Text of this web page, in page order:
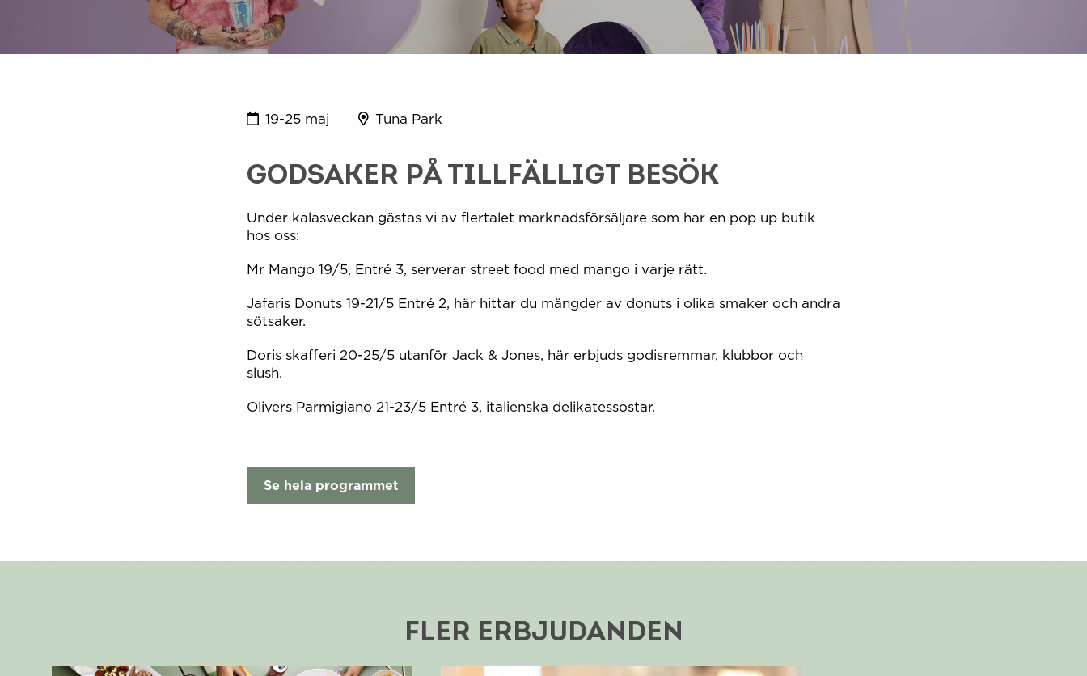
19-25 maj Tuna Park
GODSAKER PÅ TILLFÄLLIGT BESÖK
Under kalasveckan gästas vi av flertalet marknadsförsäljare som har en pop up butik
hos oss:
Mr Mango 19/5, Entré 3, serverar street food med mango i varje rätt.
Jafaris Donuts 19-21/5 Entré 2, här hittar du mängder av donuts i olika smaker och andra
sötsaker.
Doris skafferi 20-25/5 utanför Jack & Jones, här erbjuds godisremmar, klubbor och
slush.
Olivers Parmigiano 21-23/5 Entré 3, italienska delikatessostar.
Se hela programmet
FLER ERBJUDANDEN